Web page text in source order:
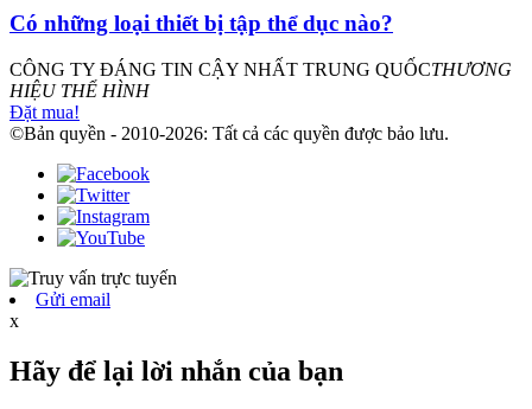
Có những loại thiết bị tập thể dục nào?
CÔNG TY ĐÁNG TIN CẬY NHẤT TRUNG QUỐCTHƯƠNG
HIỆU THỂ HÌNH
Đặt mua!
©Bản quyền - 2010-2026: Tất cả các quyền được bảo lưu.
Gửi email
x
Hãy để lại lời nhắn của bạn